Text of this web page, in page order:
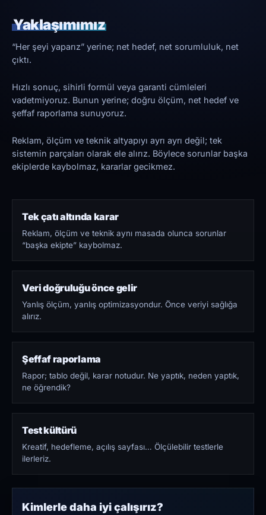
Yaklaşımımız
“Her şeyi yaparız” yerine; net hedef, net sorumluluk, net
çıktı.
Hızlı sonuç, sihirli formül veya garanti cümleleri
vadetmiyoruz. Bunun yerine; doğru ölçüm, net hedef ve
şeffaf raporlama sunuyoruz.
Reklam, ölçüm ve teknik altyapıyı ayrı ayrı değil; tek
sistemin parçaları olarak ele alırız. Böylece sorunlar başka
ekiplerde kaybolmaz, kararlar gecikmez.
Tek çatı altında karar
Reklam, ölçüm ve teknik aynı masada olunca sorunlar
“başka ekipte” kaybolmaz.
Veri doğruluğu önce gelir
Yanlış ölçüm, yanlış optimizasyondur. Önce veriyi sağlığa
alırız.
Şeffaf raporlama
Rapor; tablo değil, karar notudur. Ne yaptık, neden yaptık,
ne öğrendik?
Test kültürü
Kreatif, hedefleme, açılış sayfası… Ölçülebilir testlerle
ilerleriz.
Kimlerle daha iyi çalışırız?